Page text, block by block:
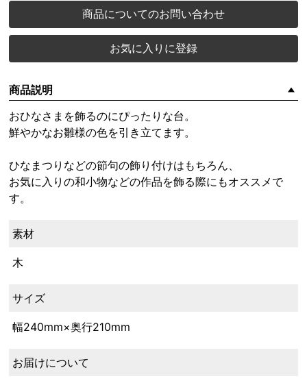
商品についてのお問い合わせ
お気に入りに登録
商品説明
おひなさまを飾るのにぴったりな台。
鮮やかなお雛様の色を引き立てます。
ひなまつりなどの節句の飾り付けはもちろん、
お気に入りの和小物などの作品を飾る際にもオススメで
す。
素材
木
サイズ
幅240mm×奥行210mm
お届けについて